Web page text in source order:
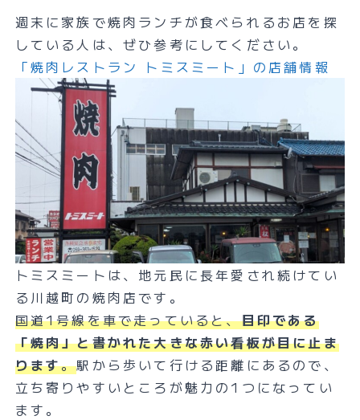
週末に家族で焼肉ランチが食べられるお店を探
している人は、ぜひ参考にしてください。
「焼肉レストラン トミスミート」の店舗情報
トミスミートは、地元民に長年愛され続けてい
る川越町の焼肉店です。
国道1号線を車で走っていると、目印である
「焼肉」と書かれた大きな赤い看板が目に止ま
ります。駅から歩いて行ける距離にあるので、
立ち寄りやすいところが魅力の1つになってい
ます。